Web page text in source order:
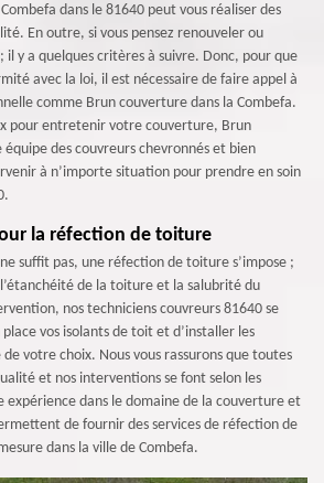
dans le 81640 peut vous réaliser des
En outre, si vous pensez renouveler ou
y a quelques critères à suivre. Donc, pour que
avec la loi, il est nécessaire de faire appel à
comme Brun couverture dans la Combefa.
pour entretenir votre couverture, Brun
équipe des couvreurs chevronnés et bien
à n’importe situation pour prendre en soin
la réfection de toiture
suffit pas, une réfection de toiture s’impose ;
de la toiture et la salubrité du
nos techniciens couvreurs 81640 se
vos isolants de toit et d’installer les
votre choix. Nous vous rassurons que toutes
et nos interventions se font selon les
expérience dans le domaine de la couverture et
de fournir des services de réfection de
dans la ville de Combefa.